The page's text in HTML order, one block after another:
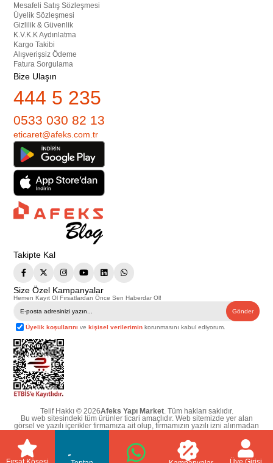
Mesafeli Satış Sözleşmesi
Üyelik Sözleşmesi
Gizlilik & Güvenlik
K.V.K.K Aydınlatma
Kargo Takibi
Alışverişsiz Ödeme
Fatura Sorgulama
Bize Ulaşın
444 5 235
0533 030 82 13
eticaret@afeks.com.tr
Takipte Kal
Size Özel Kampanyalar
Hemen Kayıt Ol Fırsatlardan Önce Sen Haberdar Ol!
Gönder
Üyelik koşullarını vekişisel verilerimin korunmasını kabul ediyorum.
Telif Hakkı © 2026Afeks Yapı Market. Tüm hakları saklıdır.
Bu web sitesindeki tüm ürünler ticari amaçlıdır. Web sitemizde yer alan
görsel ve yazılı içerikler firmamıza ait olup, firmamızın yazılı izni alınmadan
hiçbir yazılı/görsel içerik, logo, kopyalanamaz, kaynak gösterilemez ve
başka yerlerde kullanılamaz. İçeriklerin izin alınmadan kopyalanması ve
kullanılması 5846 sayılı Fikir ve Sanat Eserleri Yasasına göre suçtur.